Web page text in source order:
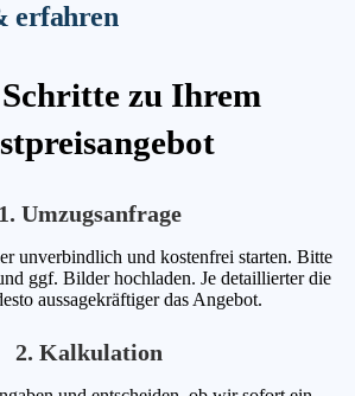
erfahren
zu Ihrem
1. Umzugsanfrage
unverbindlich und kostenfrei starten. Bitte
ggf. Bilder hochladen. Je detaillierter die
aussagekräftiger das Angebot.
2. Kalkulation